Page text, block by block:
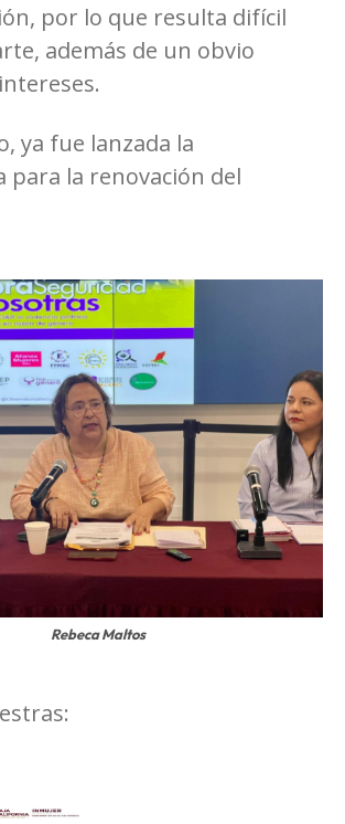
por lo que resulta difícil
además de un obvio
ya fue lanzada la
para la renovación del
Rebeca Maltos